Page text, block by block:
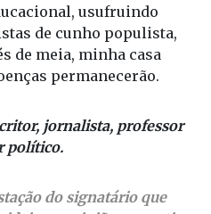
usufruindo
de cunho populista,
de meia, minha casa
permanecerão.
jornalista, professor
político.
do signatário que